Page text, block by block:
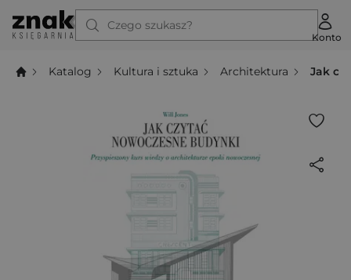
Czego szukasz?
Konto
Katalog Kultura i sztuka Architektura Jak